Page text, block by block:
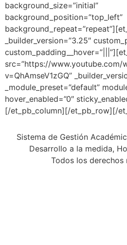
background_size=”initial”
background_position=”top_left”
_builder_version=”3.25″
src=”https://www.youtube.com/
v=QhAmseV1zGQ”
_module_preset=”default”
hover_enabled=”0″
[/et_pb_column][/et_pb_row][/
Sistema de Gestión
Desarrollo a la medida,
Todos los derechos